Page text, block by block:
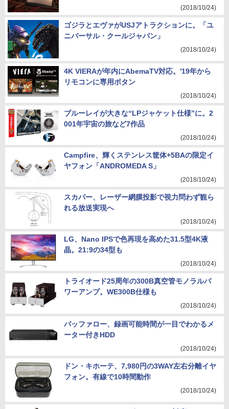
(2018/10/24)
ゴジラとエヴァがUSJアトラクションに。「ユ
ニバーサル・クールジャパン」
(2018/10/24)
4K VIERAが年内にAbemaTV対応。'19年から
リモコンに専用ボタン
(2018/10/24)
ブルーレイが大きな“LPジャケット仕様”に。2
001年宇宙の旅など7作品
(2018/10/24)
Campfire、輝くステンレス筐体+5BAの限定イ
ヤフォン「ANDROMEDA S」
(2018/10/24)
スカパー、レーザー網膜投影で視力問わず観ら
れる放送実現へ
(2018/10/24)
LG、Nano IPSで色再現を高めた31.5型4K液
晶。21:9の34型も
(2018/10/24)
トライオード25周年の300B真空管モノラルパ
ワーアンプ。WE300B仕様も
(2018/10/24)
バッファロー、録画可能時間が一目でわかるメ
ーター付きHDD
(2018/10/24)
ドン・キホーテ、7,980円の3WAY左右分離イヤ
フォン。有線で10時間動作
(2018/10/24)